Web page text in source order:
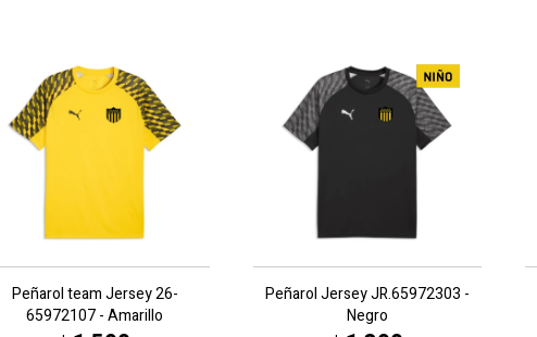
Peñarol team Jersey 26-
65972107 - Amarillo
Peñarol Jersey JR.65972303 -
Negro